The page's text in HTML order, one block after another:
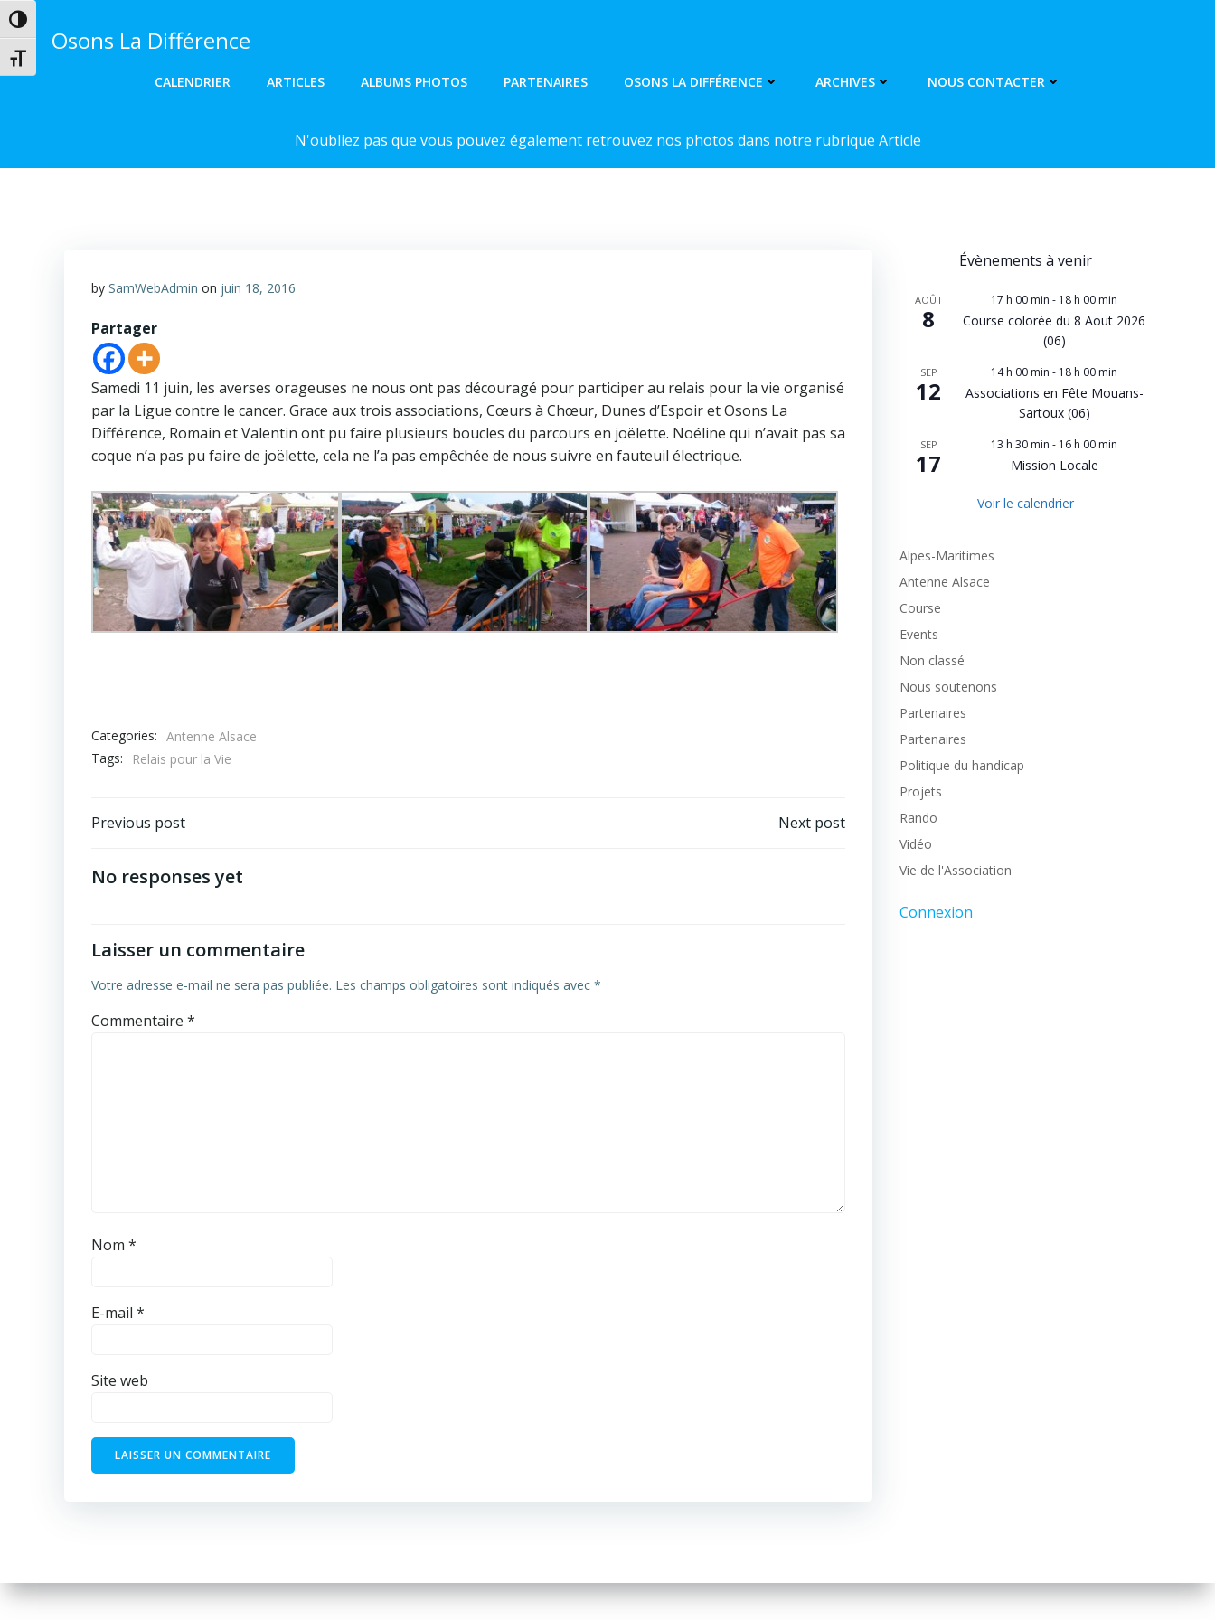
Passer en contraste élevé
Changer la taille de la police
Aller
au
contenuOsons La Différence
CALENDRIER ARTICLES ALBUMS PHOTOS PARTENAIRES OSONS LA DIFFÉRENCE ARCHIVES NOUS CONTACTER
N'oubliez pas que vous pouvez également retrouvez nos photos dans notre rubrique Article
by SamWebAdmin on juin 18, 2016
Partager
Samedi 11 juin, les averses orageuses ne nous ont pas découragé pour participer au relais pour la vie organisé
par la Ligue contre le cancer. Grace aux trois associations, Cœurs à Chœur, Dunes d’Espoir et Osons La
Différence, Romain et Valentin ont pu faire plusieurs boucles du parcours en joëlette. Noéline qui n’avait pas sa
coque n’a pas pu faire de joëlette, cela ne l’a pas empêchée de nous suivre en fauteuil électrique.
Categories: Antenne Alsace
Tags:
Relais pour la Vie
Post
navigation
Previous post Next post
No responses yet
Laisser un commentaire
Votre adresse e-mail ne sera pas publiée. Les champs obligatoires sont indiqués avec *
Commentaire *
Nom *
E-mail *
Site web
Évènements à venir
AOÛT
8
17 h 00 min - 18 h 00 min
Course colorée du 8 Aout 2026
(06)
SEP
12
14 h 00 min - 18 h 00 min
Associations en Fête Mouans-
Sartoux (06)
SEP
17
13 h 30 min - 16 h 00 min
Mission Locale
Voir le calendrier
Alpes-Maritimes
Antenne Alsace
Course
Events
Non classé
Nous soutenons
Partenaires
Partenaires
Politique du handicap
Projets
Rando
Vidéo
Vie de l'Association
Connexion